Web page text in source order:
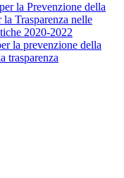
la Prevenzione della
Trasparenza nelle
2020-2022
la prevenzione della
trasparenza